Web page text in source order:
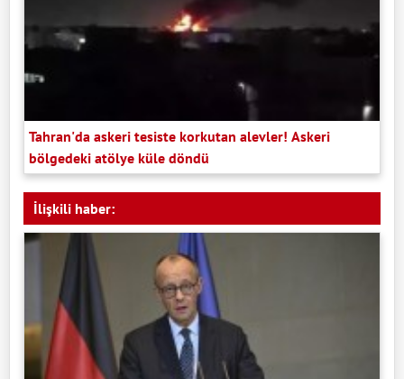
Tahran'da askeri tesiste korkutan alevler! Askeri
bölgedeki atölye küle döndü
İlişkili haber: